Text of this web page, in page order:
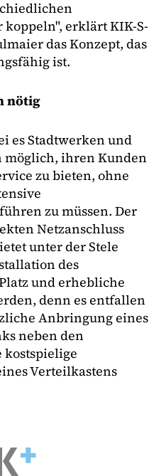
erklärt KIK-S-
das Konzept, das
ist.
nötig
es Stadtwerken und
ihren Kunden
zu bieten, ohne
zu müssen. Der
Netzanschluss
unter der Stele
des
und erhebliche
denn es entfallen
Anbringung eines
neben den
kostspielige
Verteilkastens